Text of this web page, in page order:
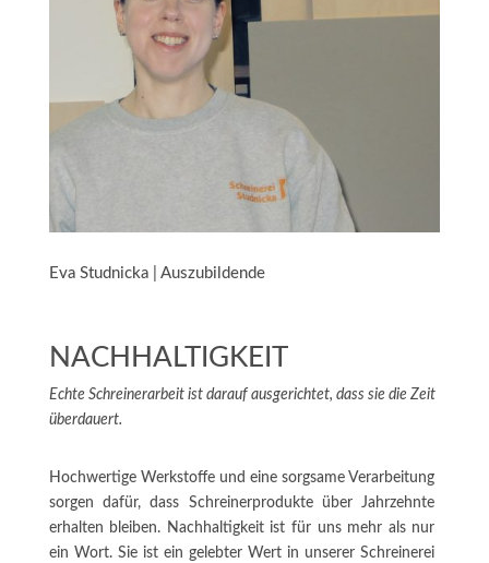
Eva Studnicka | Auszubildende
NACHHALTIGKEIT
Echte Schreinerarbeit ist darauf ausgerichtet, dass sie die Zeit
überdauert.
Hochwertige Werkstoffe und eine sorgsame Verarbeitung
sorgen dafür, dass Schreinerprodukte über Jahrzehnte
erhalten bleiben. Nachhaltigkeit ist für uns mehr als nur
ein Wort. Sie ist ein gelebter Wert in unserer Schreinerei